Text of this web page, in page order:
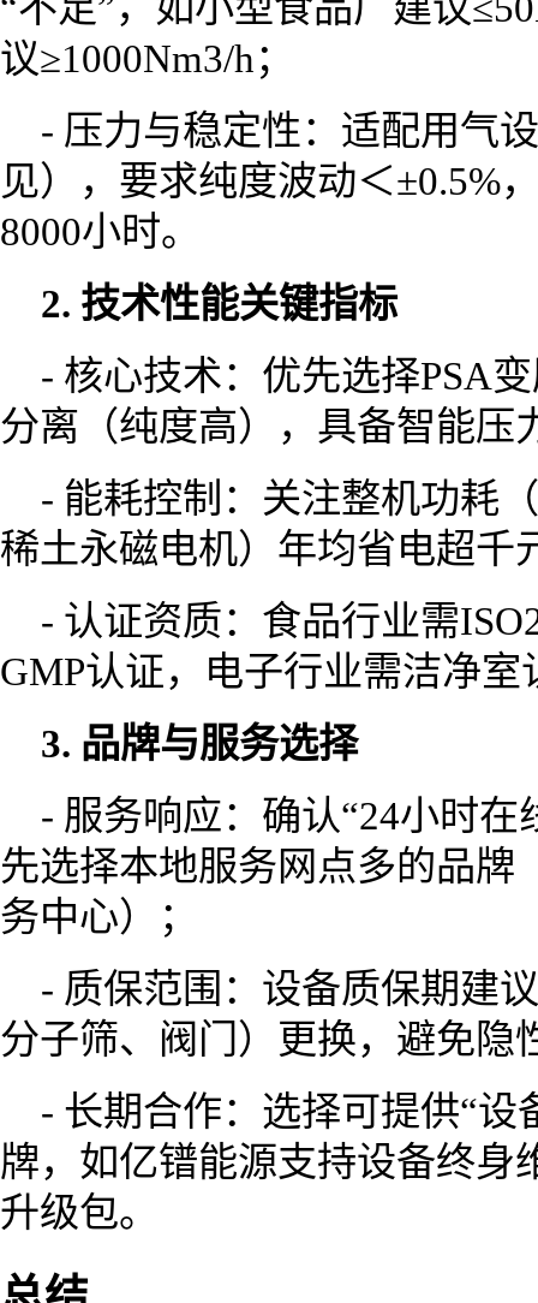
议≥1000Nm3/h；
- 压力与稳定性：适配用气
见），要求纯度波动＜±0.5%
8000小时。
2. 技术性能关键指标
- 核心技术：优先选择PSA
分离（纯度高），具备智能压
- 能耗控制：关注整机功耗
稀土永磁电机）年均省电超千
- 认证资质：食品行业需
GMP认证，电子行业需洁净室
3. 品牌与服务选择
- 服务响应：确认“24小时
先选择本地服务网点多的品牌
务中心）；
- 质保范围：设备质保期建
分子筛、阀门）更换，避免隐
- 长期合作：选择可提供“设
牌，如亿镨能源支持设备终身
升级包。